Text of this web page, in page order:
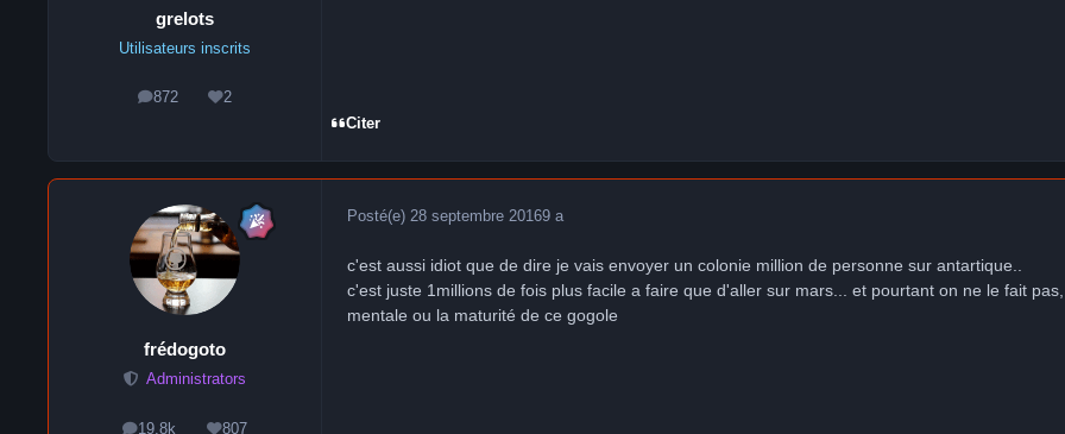
grelots
Utilisateurs inscrits
872
messages2
Réputation
Citer
frédogoto
Administrators
19,8k 807
Posté(e) 28 septembre 20169 a
c'est aussi idiot que de dire je vais envoyer un colonie million de personne sur antartique..
c'est juste 1millions de fois plus facile a faire que d'aller sur mars... et pourtant on ne le fait
mentale ou la maturité de ce gogole